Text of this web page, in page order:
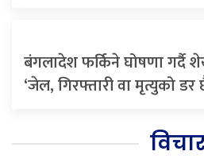
बंगलादेश फर्किने घोषणा गर्दै
‘जेल, गिरफ्तारी वा मृत्युको डर